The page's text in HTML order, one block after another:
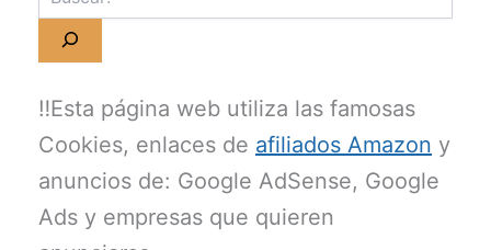
‼️Esta página web utiliza las famosas
Cookies, enlaces de afiliados Amazon y
anuncios de: Google AdSense, Google
Ads y empresas que quieren